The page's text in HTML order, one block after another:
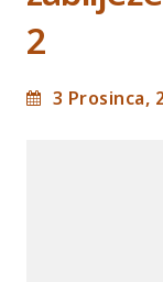
2
3 Prosinca,